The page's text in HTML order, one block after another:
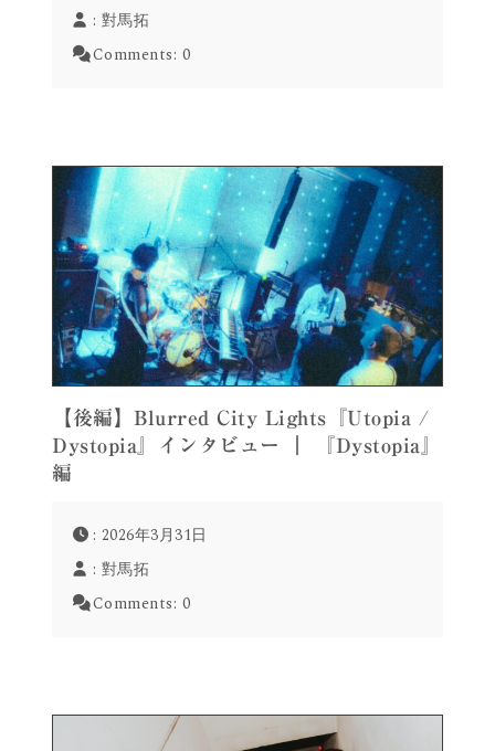
: 對馬拓
Comments: 0
【後編】Blurred City Lights『Utopia /
Dystopia』インタビュー ｜ 『Dystopia』
編
: 2026年3月31日
: 對馬拓
Comments: 0